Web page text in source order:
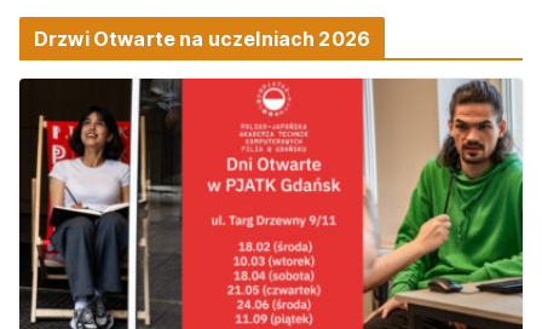
Drzwi Otwarte na uczelniach 2026